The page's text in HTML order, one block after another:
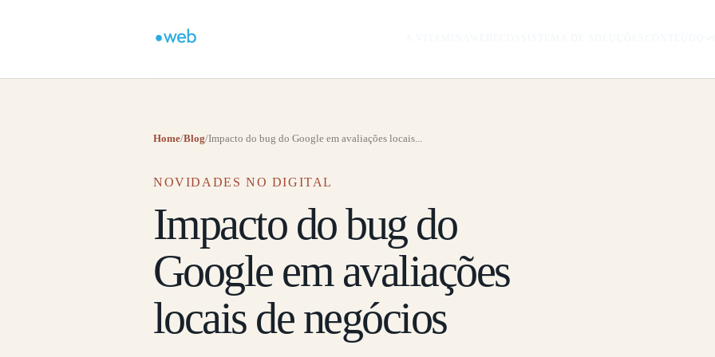
Home/Blog/Impacto do bug do Google em avaliações locais...
NOVIDADES NO DIGITAL
Impacto do bug do
Google em avaliações
locais de negócios